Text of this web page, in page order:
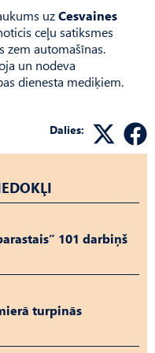
uzCesvaines
ceļu satiksmes
zem automašīnas.
un nodeva
dienesta mediķiem.
Dalies:
101 darbiņš
turpinās